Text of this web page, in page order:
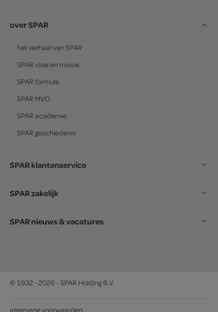
over SPAR
het verhaal van SPAR
SPAR visie en missie
SPAR formule
SPAR MVO
SPAR academie
SPAR geschiedenis
SPAR klantenservice
SPAR zakelijk
SPAR nieuws & vacatures
© 1932 - 2026 - SPAR Holding B.V.
algemene voorwaarden